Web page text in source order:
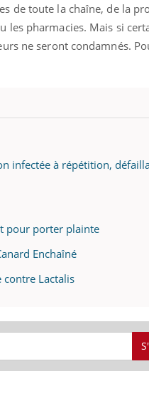
de toute la chaîne, de la
les pharmacies. Mais si
ne seront condamnés.
infectée à répétition,
pour porter plainte
Enchaîné
Lactalis
Le Ramadan approche,